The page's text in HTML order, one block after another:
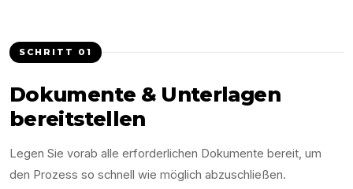
SCHRITT 01
Dokumente & Unterlagen
bereitstellen
Legen Sie vorab alle erforderlichen Dokumente bereit, um
den Prozess so schnell wie möglich abzuschließen.